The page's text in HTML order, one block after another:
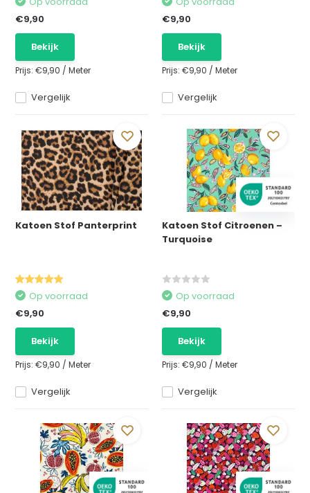
Vergelijk
€9,90
Bekijk
Prijs:€9,90 /Meter
Vergelijk
€9,90
Bekijk
Prijs: €9,90 / Meter
Katoen Stof Panterprint
Vergelijk
Op voorraad
€9,90
Bekijk
Prijs:€9,90 /Meter
Katoen Stof Citroenen –
Turquoise
Vergelijk
Op voorraad
€9,90
Bekijk
Prijs: €9,90 / Meter